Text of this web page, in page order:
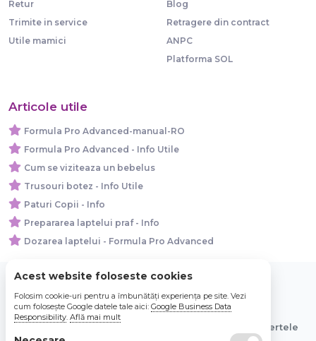
Retur
Trimite in service
Utile mamici
Blog
Retragere din contract
ANPC
Platforma SOL
Articole utile
Formula Pro Advanced-manual-RO
Formula Pro Advanced - Info Utile
Cum se viziteaza un bebelus
Trusouri botez - Info Utile
Paturi Copii - Info
Prepararea laptelui praf - Info
Dozarea laptelui - Formula Pro Advanced
© 2026 Bebe Nou Online Store SRL
Toate preturile sunt exprimate in lei si includ tva. Ofertele
Acest website foloseste cookies
Folosim cookie-uri pentru a îmbunătăți experiența pe site. Vezi
cum folosește Google datele tale aici: Google Business Data
Responsibility. Află mai mult